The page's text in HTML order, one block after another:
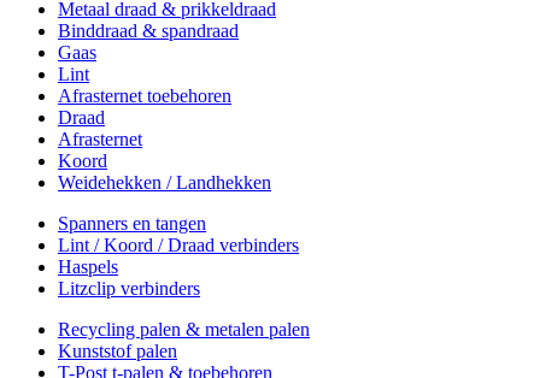
Metaal draad & prikkeldraad
Binddraad & spandraad
Gaas
Lint
Afrasternet toebehoren
Draad
Afrasternet
Koord
Weidehekken / Landhekken
Spanners en tangen
Lint / Koord / Draad verbinders
Haspels
Litzclip verbinders
Recycling palen & metalen palen
Kunststof palen
T-Post t-palen & toebehoren